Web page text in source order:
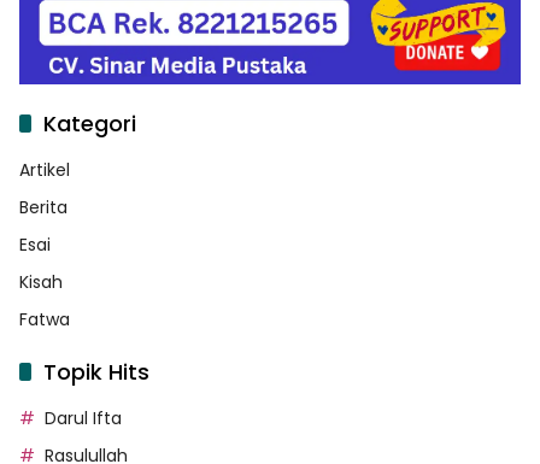
Kategori
Artikel
Berita
Esai
Kisah
Fatwa
Topik Hits
Darul Ifta
Rasulullah